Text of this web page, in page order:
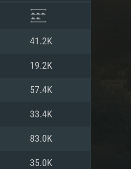
41.2K
19.2K
57.4K
33.4K
83.0K
35.0K